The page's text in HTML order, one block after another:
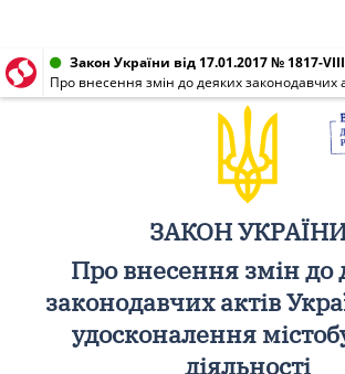
Закон України від 17.01.2017 № 1817-VIII